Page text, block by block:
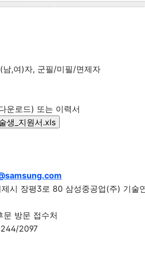
남,여)자, 군필/미필/면제자
운로드) 또는 이력서
생_지원서.xls
시 장평3로 80 삼성중공업(주) 기술
문 방문 접수처
2097